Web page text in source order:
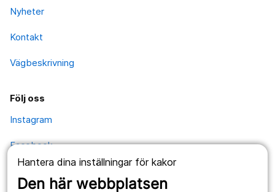
Hantera dina inställningar för kakor
Den här webbplatsen
Nyheter
Kontakt
Vägbeskrivning
Följ oss
Instagram
Facebook